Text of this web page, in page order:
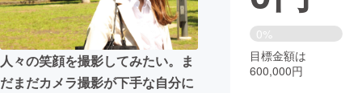
映像・映画 書籍・雑誌
ビジネス・起業 チャレンジ
人々の笑顔を撮影してみたい。ま
だまだカメラ撮影が下手な自分に
0%
目標金額は
600,000円